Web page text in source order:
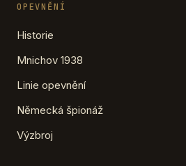
OPEVNĚNÍ
Historie
Mnichov 1938
Linie opevnění
Německá špionáž
Výzbroj